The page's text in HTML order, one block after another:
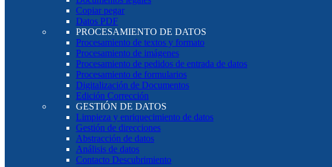
Copiar pegar
Datos PDF
PROCESAMIENTO DE DATOS
Procesamiento de textos y formato
Procesamiento de imágenes
Procesamiento de pedidos de entrada de datos
Procesamiento de formularios
Digitalización de Documentos
Edición Corrección
GESTIÓN DE DATOS
Limpieza y enriquecimiento de datos
Gestión de direcciones
Abstracción de datos
Análisis de datos
Contacto Descubrimiento